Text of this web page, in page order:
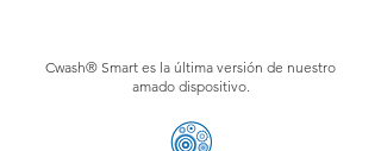
Cwash® Smart es la última versión de nuestro
amado dispositivo.